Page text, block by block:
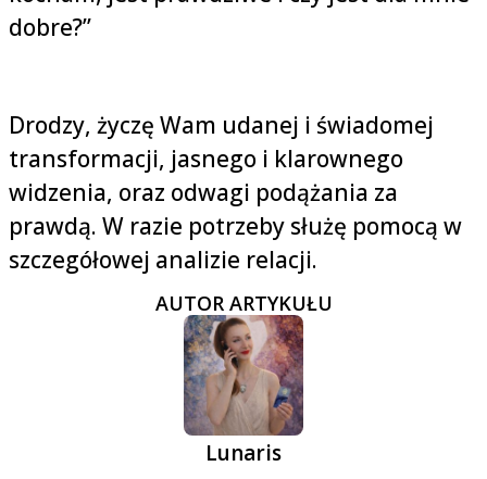
dobre?”
Drodzy, życzę Wam udanej i świadomej
transformacji, jasnego i klarownego
widzenia, oraz odwagi podążania za
prawdą. W razie potrzeby służę pomocą w
szczegółowej analizie relacji.
AUTOR ARTYKUŁU
Lunaris